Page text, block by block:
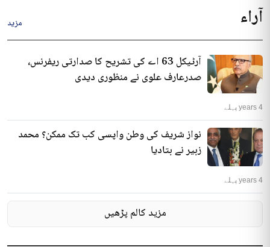
آراء مزید
آرٹیکل 63 اے کی تشریح کا صدارتی ریفرنس،
صدرعارف علوی نے منظوری دیدی
4 years پہلے
نواز شریف کی وطن واپسی کب تک ممکن؟ محمد
زبیر نے بتادیا
4 years پہلے
مزید کالم پڑھیں